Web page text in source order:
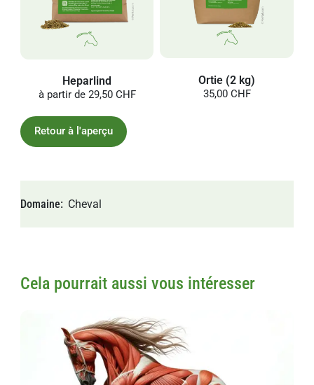
Heparlind
à partir de29,50 CHF
Ortie (2 kg)
35,00 CHF
Domaine Cheval
Cela pourrait aussi vous intéresser
Retour à l'aperçu